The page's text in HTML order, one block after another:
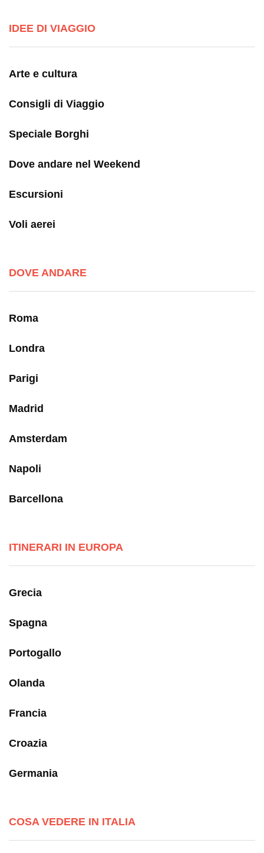
IDEE DI VIAGGIO
Arte e cultura
Consigli di Viaggio
Speciale Borghi
Dove andare nel Weekend
Escursioni
Voli aerei
DOVE ANDARE
Roma
Londra
Parigi
Madrid
Amsterdam
Napoli
Barcellona
ITINERARI IN EUROPA
Grecia
Spagna
Portogallo
Olanda
Francia
Croazia
Germania
COSA VEDERE IN ITALIA